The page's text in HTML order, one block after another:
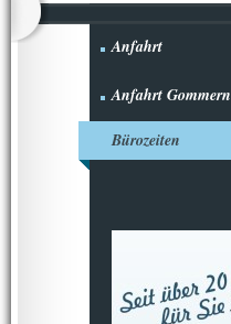
Anfahrt
Anfahrt Gommern
Bürozeiten